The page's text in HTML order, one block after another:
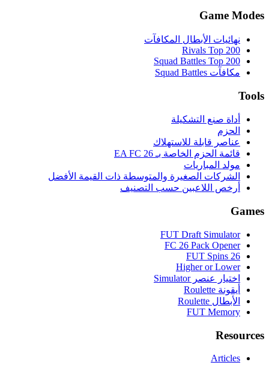
Game Modes
نهائيات الأبطال المكافآت
Rivals Top 200
Squad Battles Top 200
مكافآت Squad Battles
Tools
أداة صنع التشكيلة
الحزم
عناصر قابلة للاستهلاك
قائمة الحزم الخاصة بـ EA FC 26
مولد المباريات
الشركات الصغيرة والمتوسطة ذات القيمة الأفضل
أرخص اللاعبين حسب التصنيف
Games
FUT Draft Simulator
FC 26 Pack Opener
FUT Spins 26
Higher or Lower
اختيار عنصر Simulator
أيقونة Roulette
الأبطال Roulette
FUT Memory
Resources
Articles